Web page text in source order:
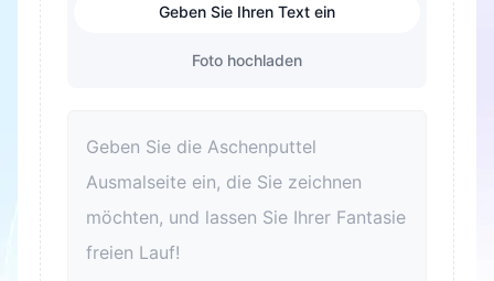
Geben Sie Ihren Text ein
Foto hochladen